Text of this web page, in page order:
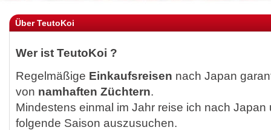
Über TeutoKoi
Wer ist TeutoKoi ?
Regelmäßige Einkaufsreisen nach Japan
von namhaften Züchtern.
Mindestens einmal im Jahr reise ich nach Japan
folgende Saison auszusuchen.